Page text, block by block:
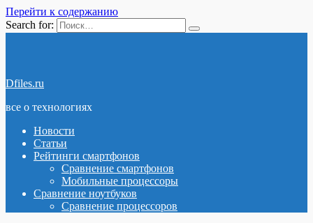
Перейти к содержанию
Search for:
Dfiles.ru
все о технологиях
Новости
Статьи
Рейтинги смартфонов
Сравнение смартфонов
Мобильные процессоры
Сравнение ноутбуков
Сравнение процессоров